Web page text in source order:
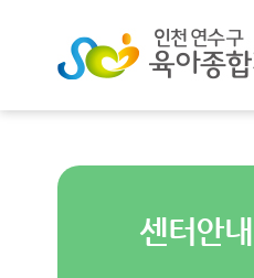
센터안내